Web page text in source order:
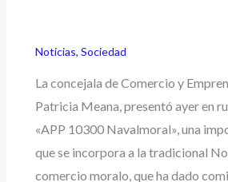
Noticias,Sociedad
La concejala de Comercio y
Patricia Meana, presentó ayer en
«APP 10300 Navalmoral», una
que se incorpora a la tradicional
comercio moralo, que ha dado